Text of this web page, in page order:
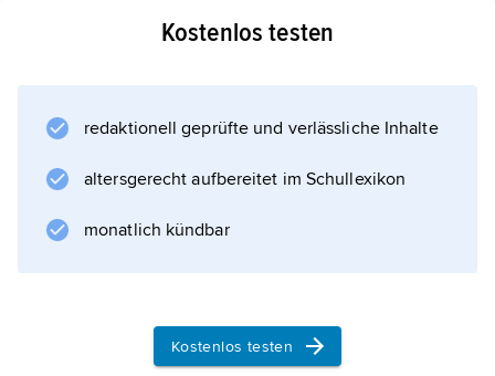
sprechen eine malaiopolynesische Sprache.
Die Atoni bauen v. a. Mais als
Webens. Sie sind in patrilinearen
Dorfvorsteher fungieren örtlich als
Kostenlos testen
redaktionell geprüfte und verlässliche Inhalte
altersgerecht aufbereitet im Schullexikon
monatlich kündbar
Kostenlos testen